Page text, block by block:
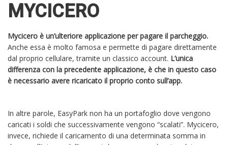
MYCICERO
Mycicero è un’ulteriore applicazione per pagare il parcheggio.
Anche essa è molto famosa e permette di pagare direttamente
dal proprio cellulare, tramite un classico account. L’unica
differenza con la precedente applicazione, è che in questo caso
è necessario avere ricaricato il proprio conto sull’app.
In altre parole, EasyPark non ha un portafoglio dove vengono
caricati i soldi che successivamente vengono “scalati”. Mycicero,
invece, richiede il caricamento di una determinata somma in